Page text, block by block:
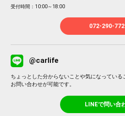
受付時間：10:00～18:00
072-290-
@carlife
ちょっとした分からないことや気になってい
お問い合わせが可能です。
LINEで問い合